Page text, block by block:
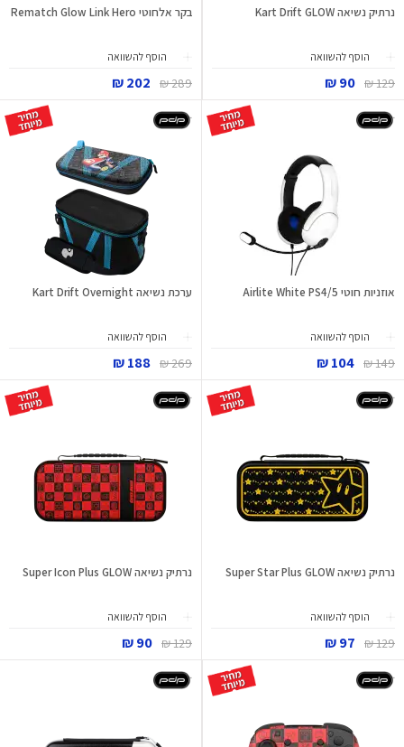
נרתיק נשיאה Kart Drift GLOW
הוסף להשוואה
129 ₪
90 ₪
בקר אלחוטי Rematch Glow Link Hero
הוסף להשוואה
289 ₪
202 ₪
אוזניות חוטי Airlite White PS4/5
הוסף להשוואה
149 ₪
104 ₪
ערכת נשיאה Kart Drift Overnight
הוסף להשוואה
269 ₪
188 ₪
נרתיק נשיאה Super Star Plus GLOW
הוסף להשוואה
129 ₪
97 ₪
נרתיק נשיאה Super Icon Plus GLOW
הוסף להשוואה
129 ₪
90 ₪